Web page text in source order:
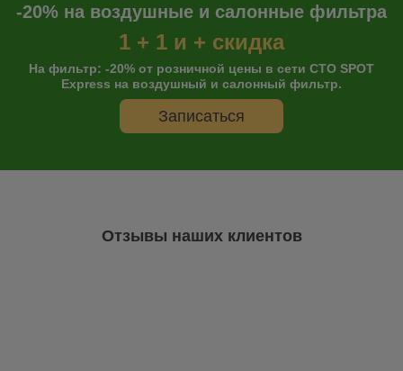
-20% на воздушные и салонные фильтра
1 + 1 и + скидка
На фильтр: -20% от розничной цены в сети СТО SPOT
Express на воздушный и салонный фильтр.
Записаться
Отзывы наших клиентов